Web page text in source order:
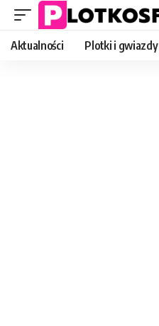
Aktualności Plotki i gwiazdy